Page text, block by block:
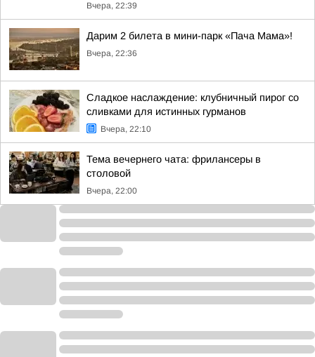
Вчера, 22:39
Дарим 2 билета в мини-парк «Пача Мама»!
Вчера, 22:36
Сладкое наслаждение: клубничный пирог со
сливками для истинных гурманов
Вчера, 22:10
Тема вечернего чата: фрилансеры в
столовой
Вчера, 22:00